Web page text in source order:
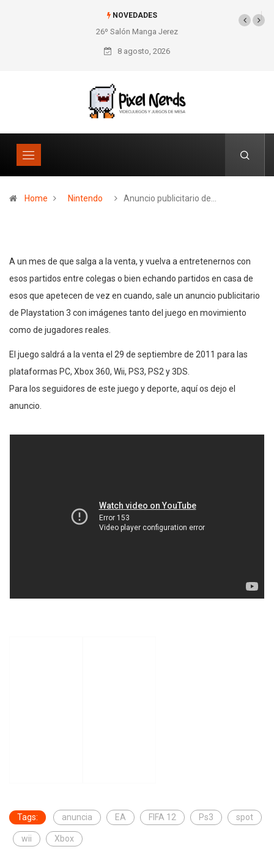
NOVEDADES
26º Salón Manga Jerez SNES Pixel Book para
los amantes de lo retro
8 agosto, 2026
Home Nintendo Anuncio publicitario de…
A un mes de que salga a la venta, y vuelva a entretenernos con
esos partidos entre colegas o bien echando partidos en casa de
esos que apetecen de vez en cuando, sale un anuncio publicitario
de Playstation 3 con imágenes tanto del juego en movimiento
como de jugadores reales.
El juego saldrá a la venta el 29 de septiembre de 2011 para las
plataformas PC, Xbox 360, Wii, PS3, PS2 y 3DS.
Para los seguidores de este juego y deporte, aquí os dejo el
anuncio.
Tags: anuncia EA FIFA 12 Ps3 spot
wii Xbox